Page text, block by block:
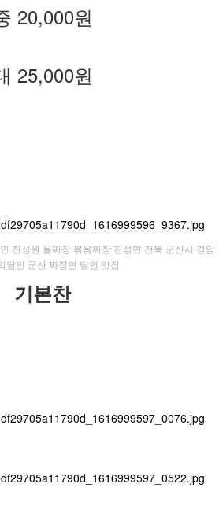
20,000원
25,000원
진성원 물짜장 볶음짜장 진성면 전북 군산시 경암
달인 군산 짜장면 달인 맛집
기본찬